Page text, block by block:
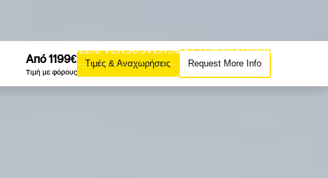
ΕΚΔΟΣΕΙΣ VERSUSVERSUS CLUBSUSTAINABILITY
ΕΜΠΕΙΡΙΕΣ VERSUS
Από 1199€
Τιμή με φόρους
Τιμές & Αναχωρήσεις Request More Info